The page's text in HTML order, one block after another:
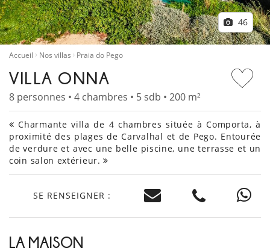
46
Accueil Nos villas Praia do Pego
VILLA ONNA
8 personnes • 4 chambres • 5 sdb • 200 m²
Charmante villa de 4 chambres située à Comporta, à
proximité des plages de Carvalhal et de Pego. Entourée
de verdure et avec une belle piscine, une terrasse et un
coin salon extérieur.
SE RENSEIGNER :
LA MAISON